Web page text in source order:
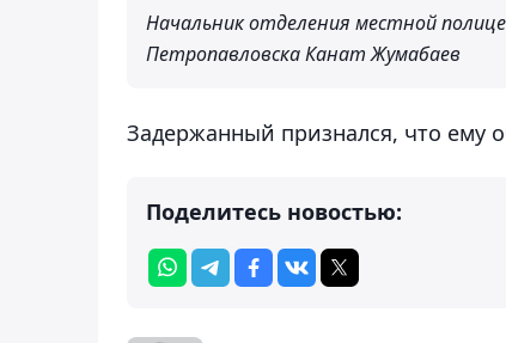
Начальник отделения местной
Петропавловска Канат Жумабаев
Задержанный признался, что ему
Поделитесь новостью: